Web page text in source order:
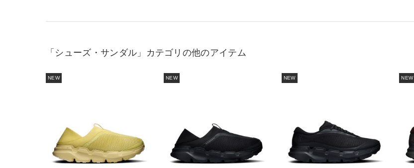
「シューズ・サンダル」カテゴリの他のアイテム
NEW NEW NEW NEW